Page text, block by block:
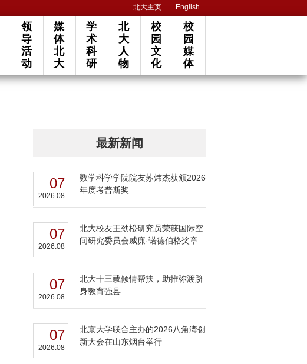
北大主页 English
领
导
活
动
媒
体
北
大
学
术
科
研
北
大
人
物
校
园
文
化
校
园
媒
体
最新新闻
07
2026.08
数学科学学院院友苏炜杰获颁2026
年度考普斯奖
07
2026.08
北大校友王劲松研究员荣获国际空
间研究委员会威廉·诺德伯格奖章
07
2026.08
北大十三载倾情帮扶，助推弥渡跻
身教育强县
07
2026.08
北京大学联合主办的2026八角湾创
新大会在山东烟台举行